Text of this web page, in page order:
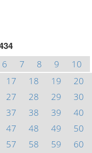
6 7 8 9
10
17 18 19
20
27 28 29
30
37 38 39
40
47 48 49
50
57 58 59
60